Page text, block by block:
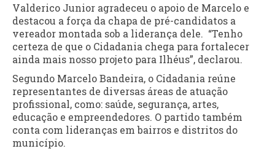
Valderico Junior agradeceu o apoio de Marcelo e
destacou a força da chapa de pré-candidatos a
vereador montada sob a liderança dele. “Tenho
certeza de que o Cidadania chega para fortalecer
ainda mais nosso projeto para Ilhéus”, declarou.
Segundo Marcelo Bandeira, o Cidadania reúne
representantes de diversas áreas de atuação
profissional, como: saúde, segurança, artes,
educação e empreendedores. O partido também
conta com lideranças em bairros e distritos do
município.